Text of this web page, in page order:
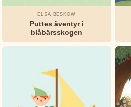
Lagerlöf
ELSA BESKOW
Puttes äventyr i
blåbärsskogen